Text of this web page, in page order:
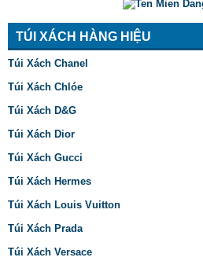
TÚI XÁCH HÀNG HIỆU
Túi Xách Chanel
Túi Xách Chlóe
Túi Xách D&G
Túi Xách Dior
Túi Xách Gucci
Túi Xách Hermes
Túi Xách Louis Vuitton
Túi Xách Prada
Túi Xách Versace